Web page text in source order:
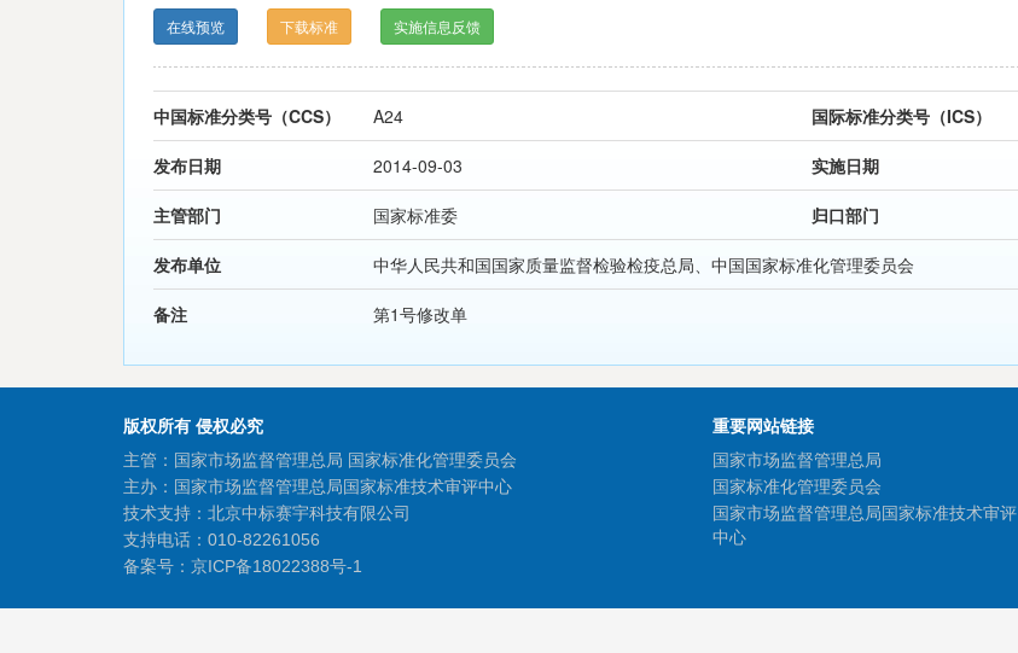
在线预览 下载标准 实施信息反馈
中国标准分类号（CCS） A24 国际标准分类号（ICS）
发布日期 2014-09-03 实施日期
主管部门 国家标准委 归口部门
发布单位 中华人民共和国国家质量监督检验检疫总局、中国国家标准化管理委员会
备注 第1号修改单
版权所有 侵权必究
主管：国家市场监督管理总局 国家标准化管理委员会
主办：国家市场监督管理总局国家标准技术审评中心
技术支持：北京中标赛宇科技有限公司
支持电话：010-82261056
备案号： 京ICP备18022388号-1
重要网站链接
国家市场监督管理总局
国家标准化管理委员会
国家市场监督管理总局国家标准技术审评
中心